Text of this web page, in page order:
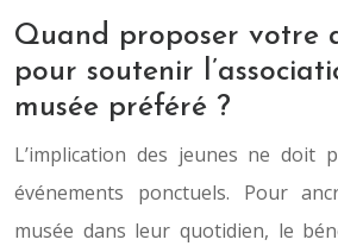
Quand proposer votre
pour soutenir
musée préféré ?
L’implication des jeunes ne doit
événements ponctuels. Pour
musée dans leur quotidien, le